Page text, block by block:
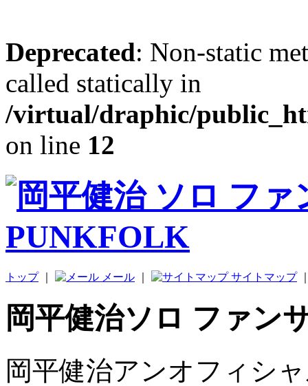
Deprecated: Non-static
called statically in
/virtual/draphic/
on line 12
トップ｜ メール サイトマップ
岡平健治ソロ ファン
岡平健治アンオフィシ